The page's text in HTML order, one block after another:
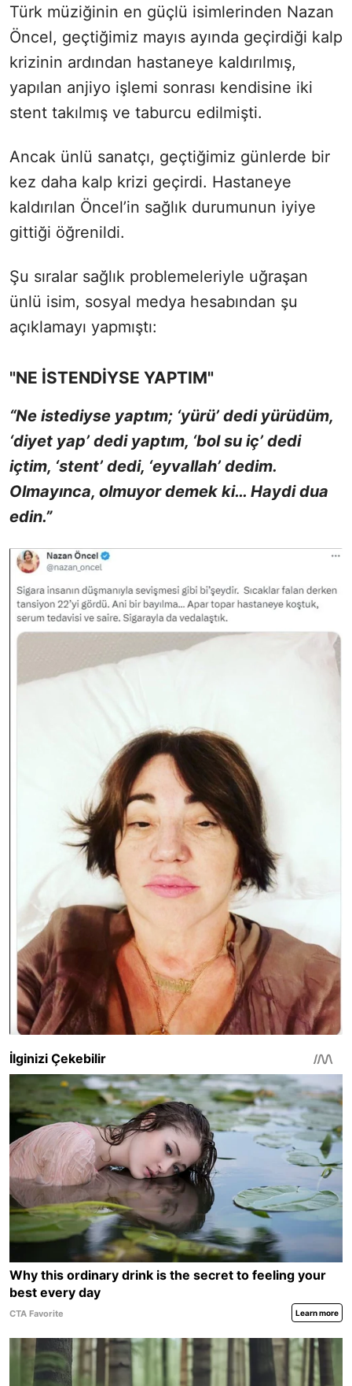
Türk müziğinin en güçlü isimlerinden Nazan
Öncel, geçtiğimiz mayıs ayında geçirdiği kalp
krizinin ardından hastaneye kaldırılmış,
yapılan anjiyo işlemi sonrası kendisine iki
stent takılmış ve taburcu edilmişti.
Ancak ünlü sanatçı, geçtiğimiz günlerde bir
kez daha kalp krizi geçirdi. Hastaneye
kaldırılan Öncel’in sağlık durumunun iyiye
gittiği öğrenildi.
Şu sıralar sağlık problemeleriyle uğraşan
ünlü isim, sosyal medya hesabından şu
açıklamayı yapmıştı:
"NE İSTENDİYSE YAPTIM"
“Ne istediyse yaptım; ‘yürü’ dedi yürüdüm,
‘diyet yap’ dedi yaptım, ‘bol su iç’ dedi
içtim, ‘stent’ dedi, ‘eyvallah’ dedim.
Olmayınca, olmuyor demek ki… Haydi dua
edin.”